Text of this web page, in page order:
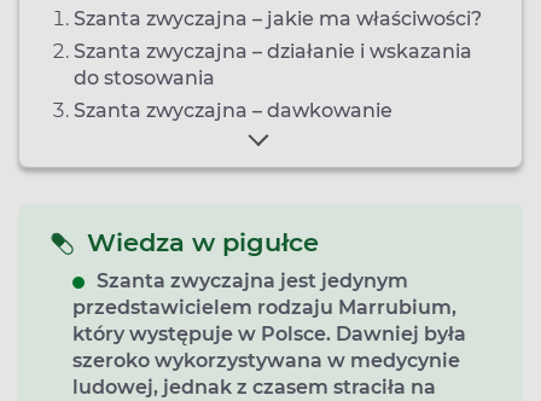
Szanta zwyczajna – jakie ma właściwości?
Szanta zwyczajna – działanie i wskazania
do stosowania
Szanta zwyczajna – dawkowanie
Wiedza w pigułce
Szanta zwyczajna jest jedynym
przedstawicielem rodzaju Marrubium,
który występuje w Polsce. Dawniej była
szeroko wykorzystywana w medycynie
ludowej, jednak z czasem straciła na